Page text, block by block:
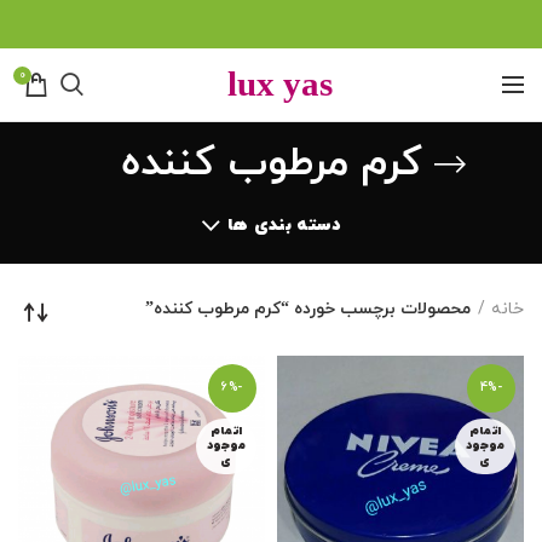
0
کرم مرطوب کننده
دسته بندی ها
خانه محصولات برچسب خورده “کرم مرطوب کننده”
-4%
اتمام
موجود
ی
-6%
اتمام
موجود
ی